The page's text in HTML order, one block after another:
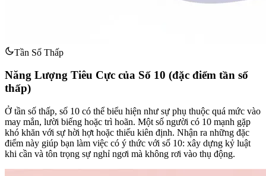
Tần Số Thấp
Năng Lượng Tiêu Cực của Số 10 (đặc điểm tần số
thấp)
Ở tần số thấp, số 10 có thể biểu hiện như sự phụ thuộc quá mức vào
may mắn, lười biếng hoặc trì hoãn. Một số người có 10 mạnh gặp
khó khăn với sự hời hợt hoặc thiếu kiên định. Nhận ra những đặc
điểm này giúp bạn làm việc có ý thức với số 10: xây dựng kỷ luật
khi cần và tôn trọng sự nghỉ ngơi mà không rơi vào thụ động.